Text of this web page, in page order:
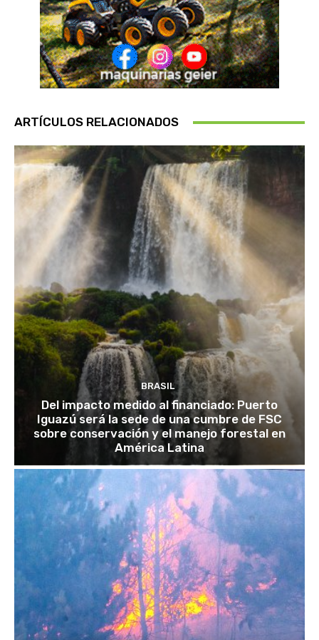
ARTÍCULOS RELACIONADOS
BRASIL
Del impacto medido al financiado: Puerto
Iguazú será la sede de una cumbre de FSC
sobre conservación y el manejo forestal en
América Latina